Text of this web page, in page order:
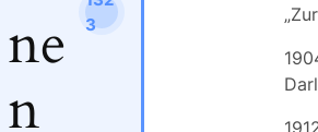
ne
n
3